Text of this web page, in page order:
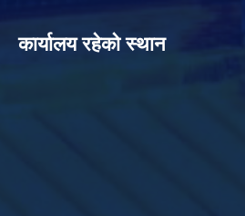
कार्यालय रहेको स्थान